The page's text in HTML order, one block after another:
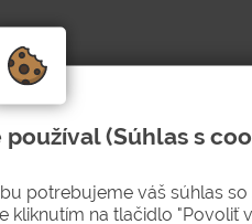
ochranu pred únikmi
(Súhlas s
potrebujeme váš súhlas
kliknutím na tlačidlo "Povoliť